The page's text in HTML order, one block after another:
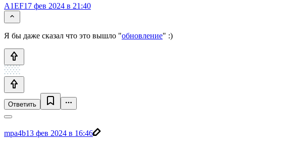
A1EF17 фев 2024 в 21:40
Я бы даже сказал что это вышло "обновление" :)
Ответить
mpa4b13 фев 2024 в 16:46